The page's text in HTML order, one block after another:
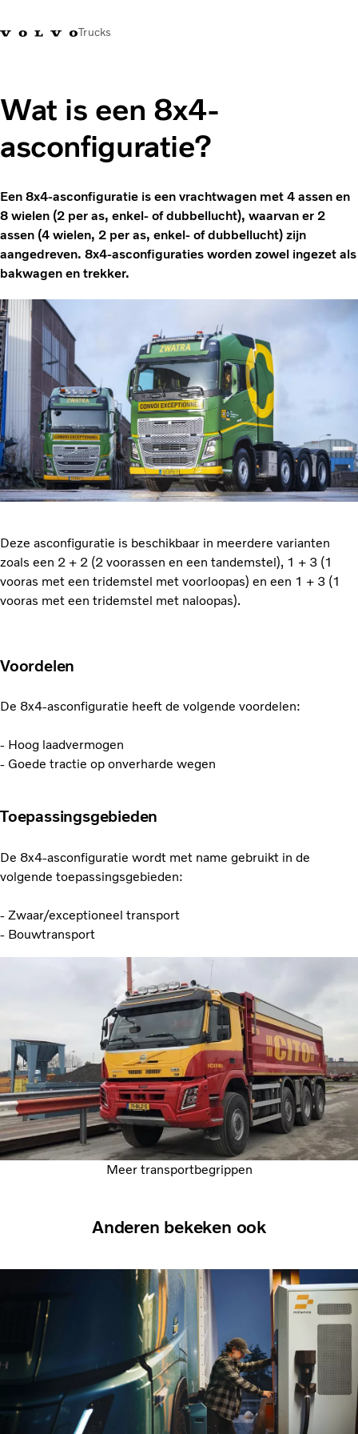
Trucks
Transportoplossingen
CO2-reductie
Truck Builder
Services
Dealer locator
Nieuws
Over ons
Wat is een 8x4-
asconfiguratie?
Een 8x4-asconfiguratie is een vrachtwagen met 4 assen en
8 wielen (2 per as, enkel- of dubbellucht), waarvan er 2
assen (4 wielen, 2 per as, enkel- of dubbellucht) zijn
aangedreven. 8x4-asconfiguraties worden zowel ingezet als
bakwagen en trekker.
Deze asconfiguratie is beschikbaar in meerdere varianten
zoals een 2 + 2 (2 voorassen en een tandemstel), 1 + 3 (1
vooras met een tridemstel met voorloopas) en een 1 + 3 (1
vooras met een tridemstel met naloopas).
Voordelen
De 8x4-asconfiguratie heeft de volgende voordelen:
- Hoog laadvermogen
- Goede tractie op onverharde wegen
Toepassingsgebieden
De 8x4-asconfiguratie wordt met name gebruikt in de
volgende toepassingsgebieden:
- Zwaar/exceptioneel transport
- Bouwtransport
Meer transportbegrippen
Anderen bekeken ook